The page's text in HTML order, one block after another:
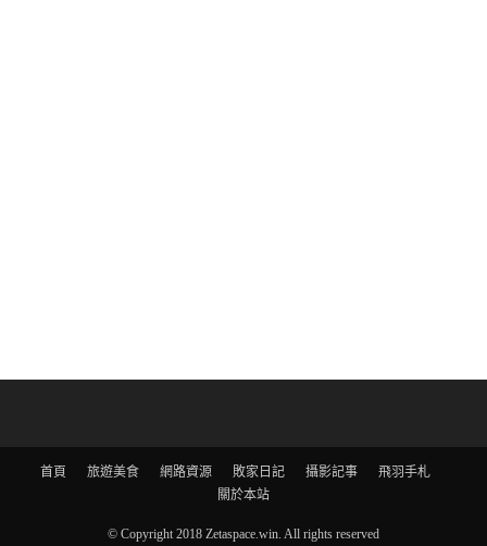
首頁 旅遊美食 網路資源 敗家日記 攝影記事
飛羽手札
關於本站
© Copyright 2018 Zetaspace.win. All rights reserved